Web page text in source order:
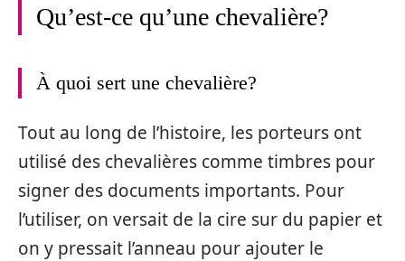
Qu’est-ce qu’une chevalière?
À quoi sert une chevalière?
Tout au long de l’histoire, les porteurs ont
utilisé des chevalières comme timbres pour
signer des documents importants. Pour
l’utiliser, on versait de la cire sur du papier et
on y pressait l’anneau pour ajouter le